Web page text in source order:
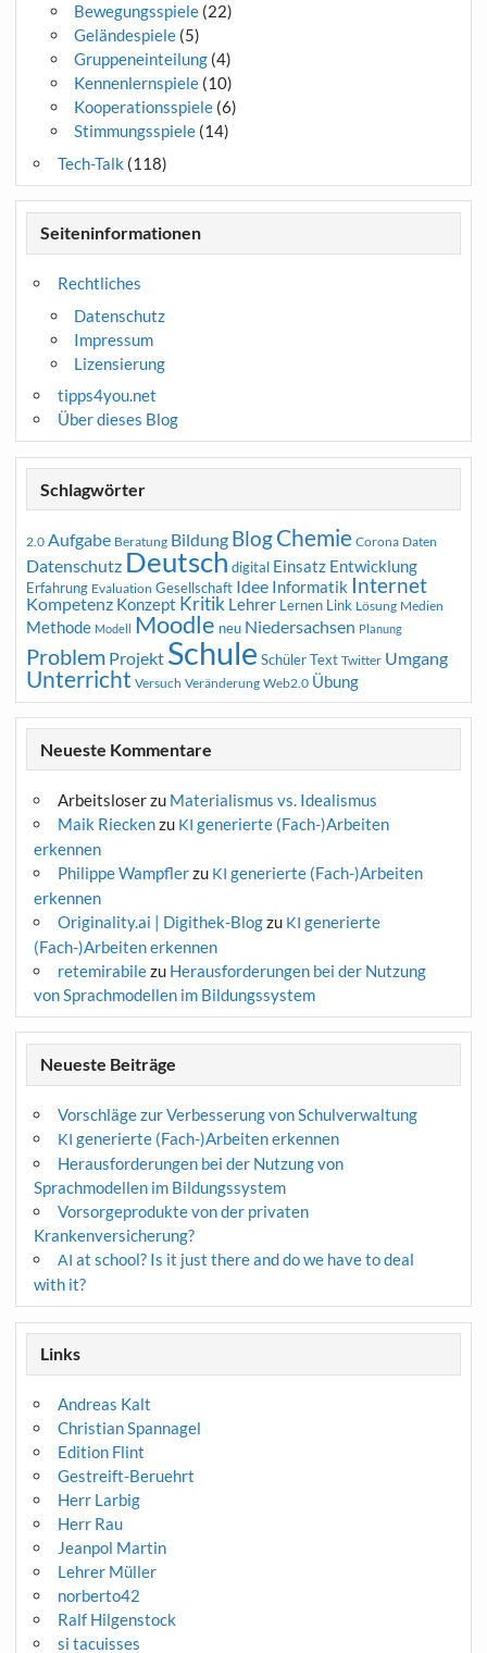
Bewegungsspiele(22)
Geländespiele(5)
Gruppeneinteilung(4)
Kennenlernspiele(10)
Kooperationsspiele(6)
Stimmungsspiele(14)
Tech-Talk (118)
Seiteninformationen
Rechtliches
Datenschutz
Impressum
Lizensierung
tipps4you.net
Über dieses Blog
Schlagwörter
2.0 Aufgabe Beratung Bildung BlogChemie Corona Daten
Datenschutz Deutsch digital Einsatz Entwicklung
Erfahrung Evaluation Gesellschaft Idee Informatik Internet
Kompetenz Konzept Kritik Lehrer Lernen Link Lösung Medien
Methode Modell Moodle neu Niedersachsen Planung
Problem Projekt Schule Schüler Text Twitter Umgang
Unterricht Versuch Veränderung Web2.0 Übung
Neueste Kommentare
Arbeitsloserzu Materialismus vs. Idealismus
Maik Rieckenzu KI generierte (Fach-)Arbeiten
erkennen
Philippe Wampflerzu KI generierte (Fach-)Arbeiten
erkennen
Originality.ai | Digithek-Blogzu KI generierte
(Fach-)Arbeiten erkennen
retemirabilezu Herausforderungen bei der Nutzung
von Sprachmodellen im Bildungssystem
Neueste Beiträge
Vorschläge zur Verbesserung von Schulverwaltung
KI generierte (Fach-)Arbeiten erkennen
Herausforderungen bei der Nutzung von
Sprachmodellen im Bildungssystem
Vorsorgeprodukte von der privaten
Krankenversicherung?
AI at school? Is it just there and do we have to deal
with it?
Links
Andreas Kalt
Christian Spannagel
Edition Flint
Gestreift-Beruehrt
Herr Larbig
Herr Rau
Jeanpol Martin
Lehrer Müller
norberto42
Ralf Hilgenstock
si tacuisses